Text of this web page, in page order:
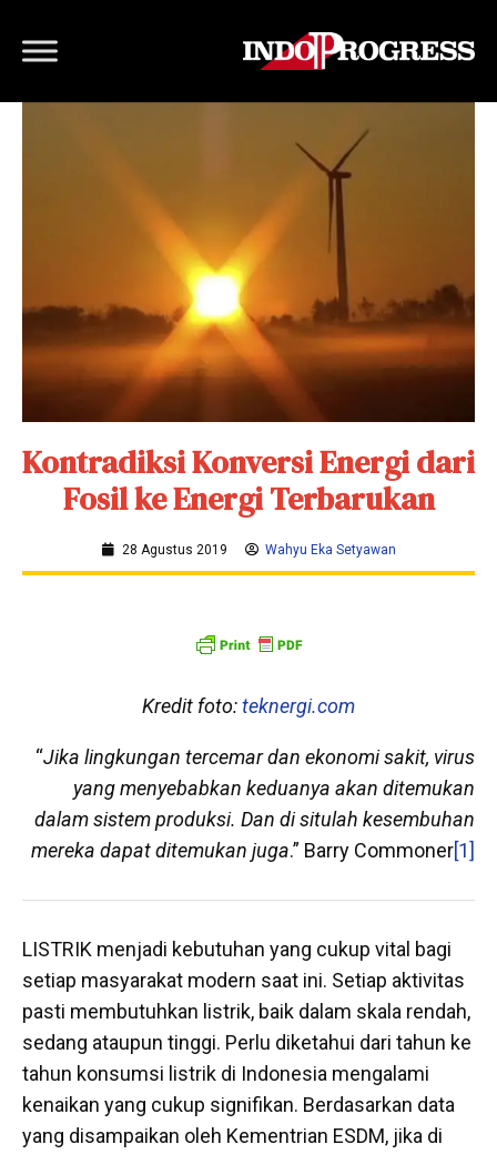
Kontradiksi Konversi Energi dari
Fosil ke Energi Terbarukan
28 Agustus 2019 Wahyu Eka Setyawan
Kredit foto:teknergi.com
“Jika lingkungan tercemar dan ekonomi sakit, virus
yang menyebabkan keduanya akan ditemukan
dalam sistem produksi. Dan di situlah kesembuhan
mereka dapat ditemukan juga.” Barry Commoner[1]
LISTRIK menjadi kebutuhan yang cukup vital bagi
setiap masyarakat modern saat ini. Setiap aktivitas
pasti membutuhkan listrik, baik dalam skala rendah,
sedang ataupun tinggi. Perlu diketahui dari tahun ke
tahun konsumsi listrik di Indonesia mengalami
kenaikan yang cukup signifikan. Berdasarkan data
yang disampaikan oleh Kementrian ESDM, jika di